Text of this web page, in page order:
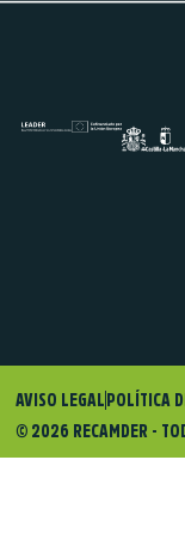
© 2026 RECAMDER -
AVISO LEGAL POLÍTICA